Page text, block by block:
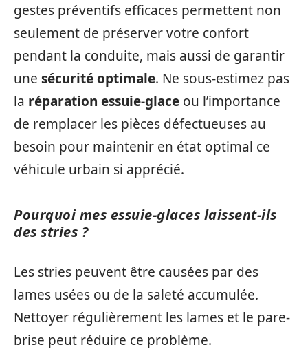
gestes préventifs efficaces permettent non
seulement de préserver votre confort
pendant la conduite, mais aussi de garantir
une sécurité optimale. Ne sous-estimez pas
la réparation essuie-glace ou l’importance
de remplacer les pièces défectueuses au
besoin pour maintenir en état optimal ce
véhicule urbain si apprécié.
Pourquoi mes essuie-glaces laissent-ils
des stries ?
Les stries peuvent être causées par des
lames usées ou de la saleté accumulée.
Nettoyer régulièrement les lames et le pare-
brise peut réduire ce problème.